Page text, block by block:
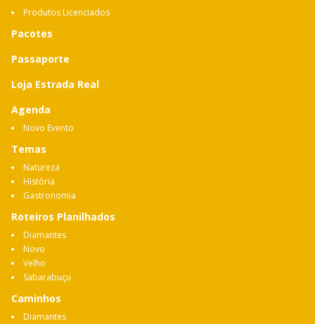
Produtos Licenciados
Pacotes
Passaporte
Loja Estrada Real
Agenda
Novo Evento
Temas
Natureza
História
Gastronomia
Roteiros Planilhados
Diamantes
Novo
Velho
Sabarabuçu
Caminhos
Diamantes